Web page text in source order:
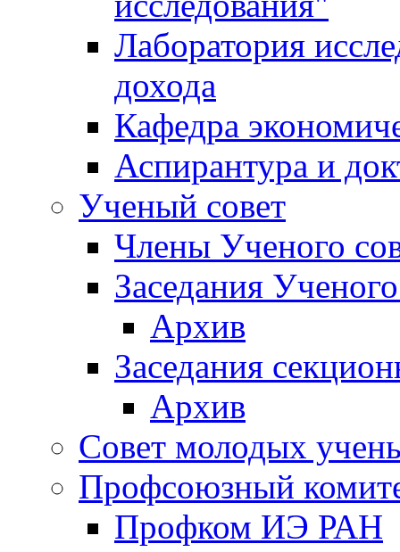
Лаборатория
дохода
Кафедра
Аспирантура и
Ученый совет
Члены Ученого
Заседания
Архив
Заседания
Архив
Совет молодых
Профсоюзный
Профком ИЭ РАН